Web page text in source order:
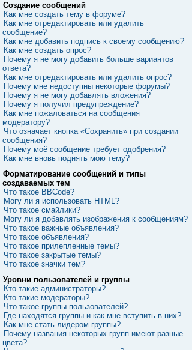
Создание сообщений
Как мне создать тему в форуме?
Как мне отредактировать или удалить
сообщение?
Как мне добавить подпись к своему сообщению?
Как мне создать опрос?
Почему я не могу добавить больше вариантов
ответа?
Как мне отредактировать или удалить опрос?
Почему мне недоступны некоторые форумы?
Почему я не могу добавлять вложения?
Почему я получил предупреждение?
Как мне пожаловаться на сообщения
модератору?
Что означает кнопка «Сохранить» при создании
сообщения?
Почему моё сообщение требует одобрения?
Как мне вновь поднять мою тему?
Форматирование сообщений и типы
создаваемых тем
Что такое BBCode?
Могу ли я использовать HTML?
Что такое смайлики?
Могу ли я добавлять изображения к сообщениям?
Что такое важные объявления?
Что такое объявления?
Что такое прилепленные темы?
Что такое закрытые темы?
Что такое значки тем?
Уровни пользователей и группы
Кто такие администраторы?
Кто такие модераторы?
Что такое группы пользователей?
Где находятся группы и как мне вступить в них?
Как мне стать лидером группы?
Почему названия некоторых групп имеют разные
цвета?